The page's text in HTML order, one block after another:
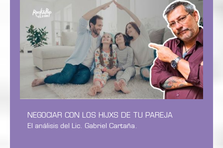
NEGOCIAR CON LOS HIJXS DE TU PAREJA
El análisis del Lic. Gabriel Cartaña.